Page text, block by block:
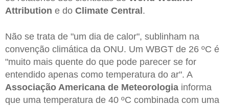
Attribution e do Climate Central.
Não se trata de "um dia de calor", sublinham na
convenção climática da ONU. Um WBGT de 26 ºC é
"muito mais quente do que pode parecer se for
entendido apenas como temperatura do ar". A
Associação Americana de Meteorologia informa
que uma temperatura de 40 ºC combinada com uma